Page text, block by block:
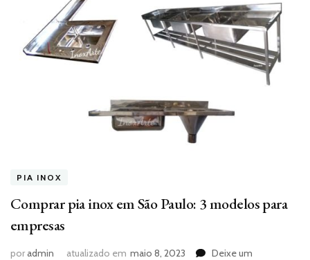
PIA INOX
Comprar pia inox em São Paulo: 3 modelos para
empresas
poradmin atualizado em maio 8, 2023
Deixe um